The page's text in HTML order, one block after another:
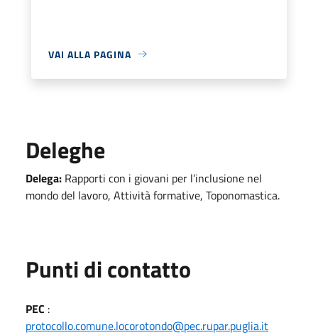
VAI ALLA PAGINA
Deleghe
Delega: Rapporti con i giovani per l’inclusione nel
mondo del lavoro, Attività formative, Toponomastica.
Punti di contatto
PEC :
protocollo.comune.locorotondo@pec.rupar.puglia.it